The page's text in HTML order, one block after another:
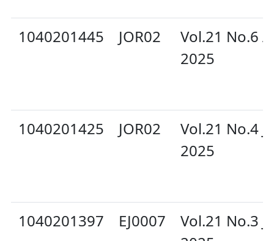
1040201445 JOR02
Vol.21 No.6
2025
1040201425 JOR02
Vol.21 No.4
2025
1040201397 EJ0007
Vol.21 No.3